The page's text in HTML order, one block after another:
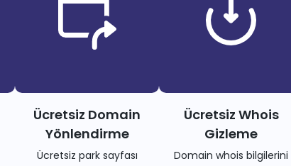
Ücretsiz Domain
Yönlendirme
Ücretsiz park sayfası
Ücretsiz Whois
Gizleme
Domain whois bilgilerini